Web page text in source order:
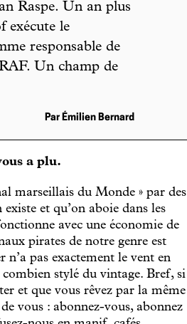
Raspe. Un an plus
exécute le
responsable de
Un champ de
Par Émilien Bernard
a plu.
marseillais du Monde » par des
et qu’on aboie dans les
avec une économie de
pirates de notre genre est
pas exactement le vent en
stylé du vintage. Bref, si
et que vous rêvez par la même
vous : abonnez-vous, abonnez